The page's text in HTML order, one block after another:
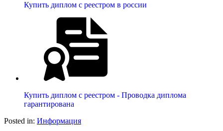
Купить диплом с реестром в россии
Купить диплом с реестром - Проводка диплома
гарантирована
Posted in: Информация